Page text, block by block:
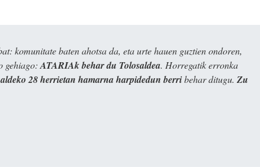
komunitate baten ahotsa da, eta urte hauen guztien ondoren,
gehiago:ATARIAk behar du Tolosaldea. Horregatik erronka
28 herrietan hamarna harpidedun berribehar ditugu. Zu